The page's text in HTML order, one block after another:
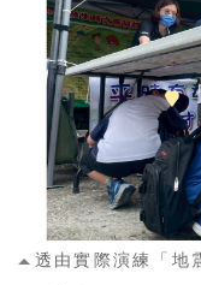
透由實際演練「地